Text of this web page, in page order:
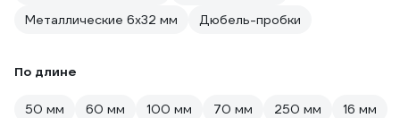
Металлические 6х32 мм
Дюбель-пробки
По длине
50 мм 60 мм 100 мм 70 мм 250 мм
16 мм